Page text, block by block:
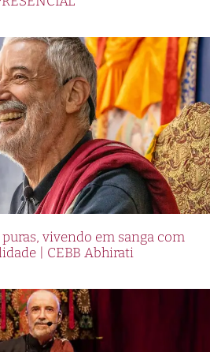
vivendo em sanga com
| CEBB Abhirati